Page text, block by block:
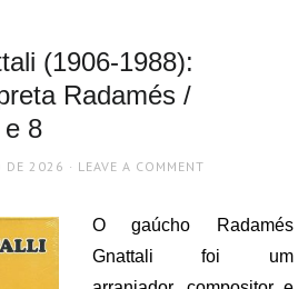
(1906-1988):
Radamés /
e 8
DE 2026 LEAVE A COMMENT
O gaúcho Radamés
Gnattali foi um